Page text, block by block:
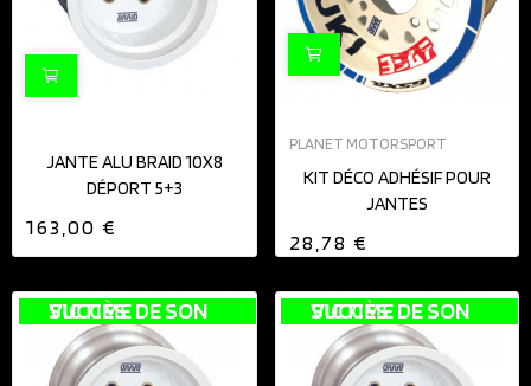
JANTE ALU BRAID 10X8
DÉPORT 5+3
163,00 €
PLANET MOTORSPORT
KIT DÉCO ADHÉSIF POUR
JANTES
28,78 €
VICTIME DE SON SUCCÈS VICTIME DE SON SUCCÈS